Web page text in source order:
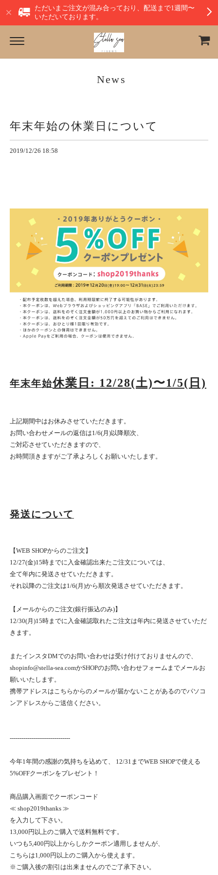
ただいまご注文が混み合っており、配送まで1週間〜
いただいております。
News
年末年始の休業日について
2019/12/26 18:58
年末年始休業日: 12/28(土)〜1/5(日)
上記期間中はお休みさせていただきます。
お問い合わせメールの返信は1/6(月)以降順次、
ご対応させていただきますので、
お時間頂きますがご了承よろしくお願いいたします。
発送について
【WEB SHOPからのご注文】
12/27(金)15時までに入金確認出来たご注文については、
全て年内に発送させていただきます。
それ以降のご注文は1/6(月)から順次発送させていただきます。
【メールからのご注文(銀行振込のみ)】
12/30(月)15時までに入金確認取れたご注文は年内に発送させていただ
きます。
またインスタDMでのお問い合わせは受け付けておりませんので、
shopinfo@stella-sea.comかSHOPのお問い合わせフォームまでメールお
願いいたします。
携帯アドレスはこちらからのメールが届かないことがあるのでパソコ
ンアドレスからご送信ください。
-------------------------------
今年1年間の感謝の気持ちを込めて、 12/31までWEB SHOPで使える
5%OFFクーポンをプレゼント！
商品購入画面でクーポンコード
≪ shop2019thanks ≫
を入力して下さい。
13,000円以上のご購入で送料無料です。
いつも5,400円以上からしかクーポン適用しませんが、
こちらは1,000円以上のご購入から使えます。
※ご購入後の割引は出来ませんのでご了承下さい。